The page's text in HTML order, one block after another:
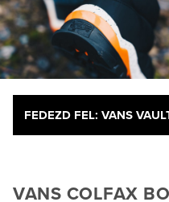
FEDEZD FEL: VANS
VANS COLFAX